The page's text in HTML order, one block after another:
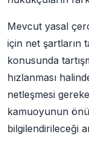
Mevcut yasal
için net şartların
konusunda
hızlanması
netleşmesi
kamuoyunun
bilgilendirileceği